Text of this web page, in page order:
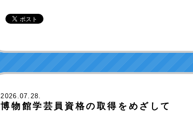
2026 .07.28.
博物館学芸員資格の取得をめざして